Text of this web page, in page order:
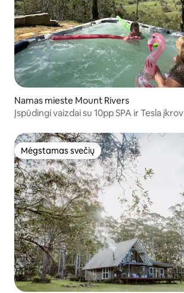
Namas mieste Mount Rivers
Įspūdingi vaizdai su 10pp SPA ir Tesla
Mėgstamas svečių
Mėgstamas svečių